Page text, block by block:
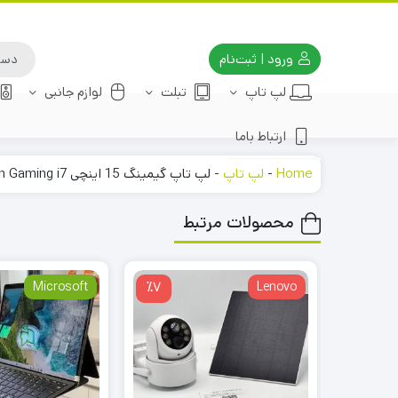
ورود | ثبت‌نام
لپ تاپ
تبلت لوازم جانبی
ارتباط باما
Home
- لپ تاپ - لپ تاپ گیمینگ 15 اینچی HP Pavilion Gaming i7
محصولات مرتبط
٪7 Lenovo
Microsoft